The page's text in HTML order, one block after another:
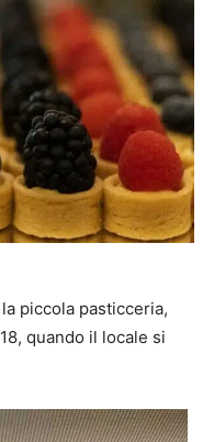
piccola pasticceria,
quando il locale si